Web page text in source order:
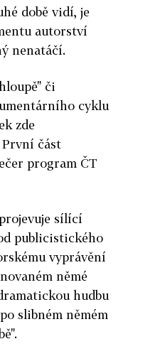
době vidí, je
autorství
nenatáčí.
či
cyklu
zde
část
program ČT
sílící
publicistického
vyprávění
němé
hudbu
slibném němém